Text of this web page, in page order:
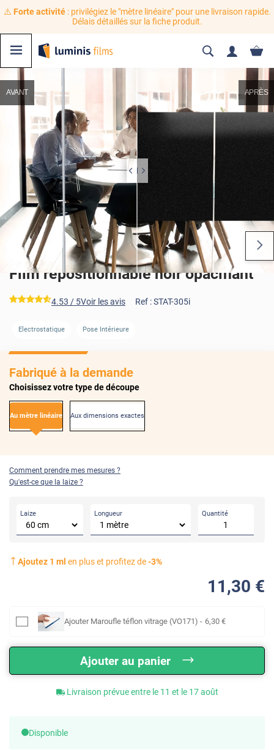
⚠️ Forte activité: privilégiez le "mètre linéaire" pour une livraison rapide.
Délais détaillés sur la fiche produit.
AVANT APRÈS
Film repositionnable noir opacifiant
*****
4.53 / 5Voir les avis Ref :STAT-305i
Electrostatique Pose Intérieure
Fabriqué à la demande
Choisissez votre type de découpe
Au mètre linéaire Aux dimensions exactes
Comment prendre mes mesures ?
Qu'est-ce que la laize ?
Laize Longueur Quantité
Ajoutez 1 ml en plus et profitez de-3%
11 ,30 €
Ajouter Maroufle téflon vitrage (VO171) - 6,30 €
Ajouter au panier
Livraison prévue entre le 11 et le 17 août
Disponible